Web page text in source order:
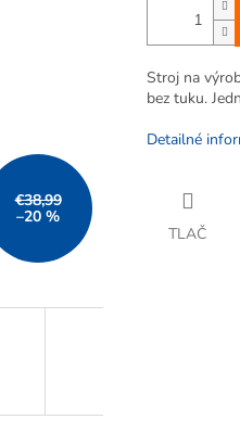
€38,99
–20 %
Stroj na
bez tuku.
Detailné
TLAČ